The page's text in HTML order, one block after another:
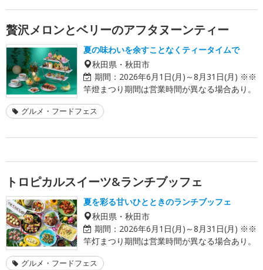
贅沢メロンとベリーのアフタヌーンティー
夏の味わいを余すことなくティータイムで
秋田県・秋田市
期間： 2026年6月1日(月)～8月31日(月) ※※
竿燈まつり期間は営業時間が異なる場合あり。
グルメ・フードフェス
トロピカルスイーツ&ランチブッフェ
夏を彩る甘いひとときのランチブッフェ
秋田県・秋田市
期間： 2026年6月1日(月)～8月31日(月) ※※
竿灯まつり期間は営業時間が異なる場合あり。
グルメ・フードフェス